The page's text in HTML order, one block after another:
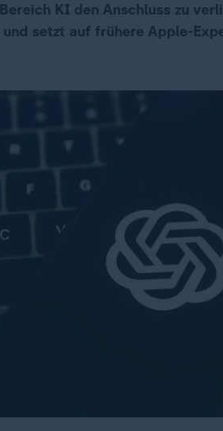
KI den Anschluss zu
setzt auf frühere Apple-